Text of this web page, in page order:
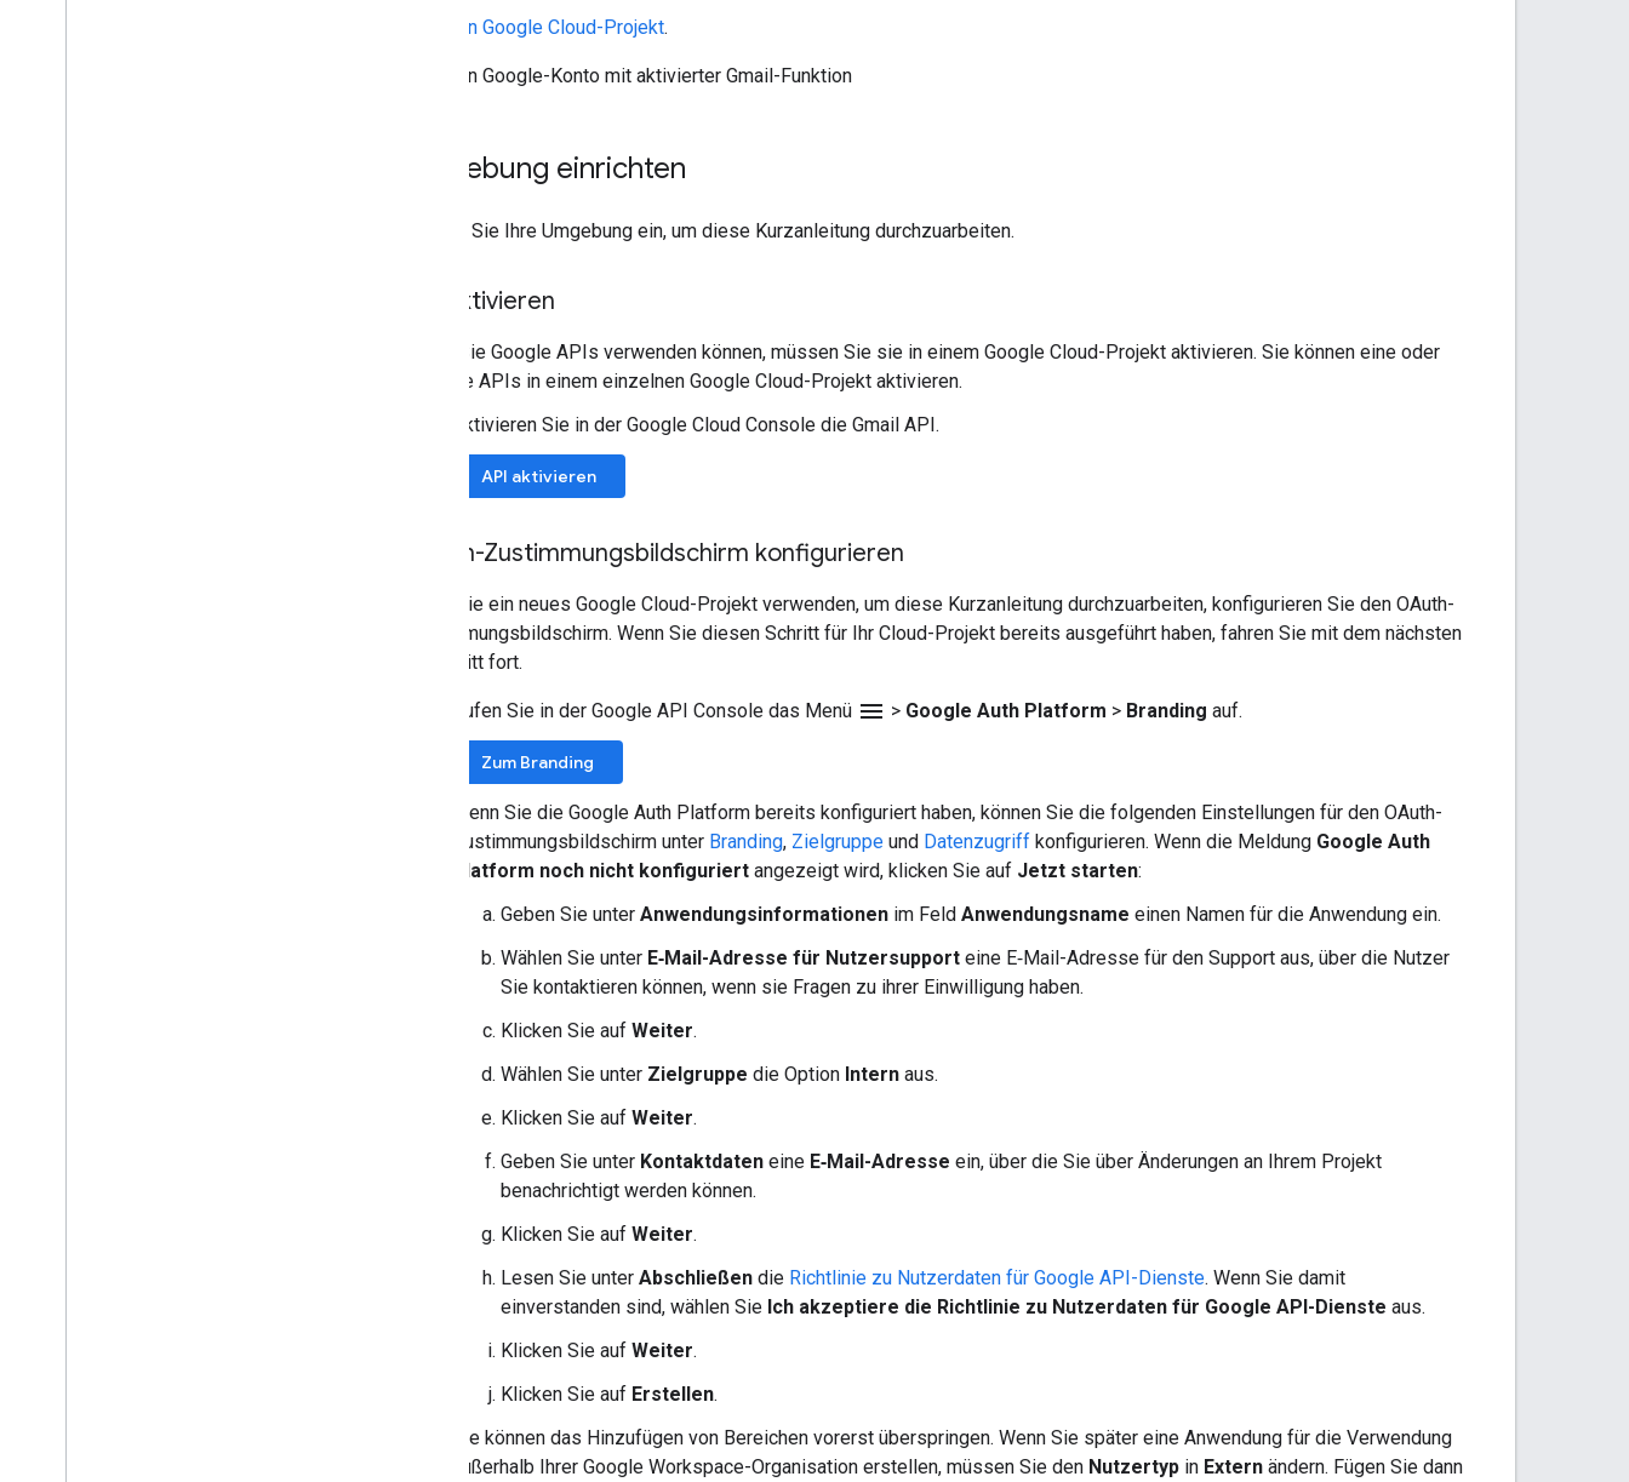
Ein Google Cloud-Projekt.
Ein Google-Konto mit aktivierter Gmail-Funktion
Umgebung einrichten
Richten Sie Ihre Umgebung ein, um diese Kurzanleitung durchzuarbeiten.
API aktivieren
Bevor Sie Google APIs verwenden können, müssen Sie sie in einem Google Cloud-Projekt aktivieren. Sie können eine oder
mehrere APIs in einem einzelnen Google Cloud-Projekt aktivieren.
Aktivieren Sie in der Google Cloud Console die Gmail API.
API aktivieren
OAuth-Zustimmungsbildschirm konfigurieren
Wenn Sie ein neues Google Cloud-Projekt verwenden, um diese Kurzanleitung durchzuarbeiten, konfigurieren Sie den OAuth-
Zustimmungsbildschirm. Wenn Sie diesen Schritt für Ihr Cloud-Projekt bereits ausgeführt haben, fahren Sie mit dem nächsten
Abschnitt fort.
Rufen Sie in der Google API Console das Menü menu > Google Auth Platform > Branding auf.
Zum Branding
Wenn Sie die Google Auth Platform bereits konfiguriert haben, können Sie die folgenden Einstellungen für den OAuth-
Zustimmungsbildschirm unter Branding, Zielgruppe und Datenzugriff konfigurieren. Wenn die Meldung Google Auth
Platform noch nicht konfiguriert angezeigt wird, klicken Sie auf Jetzt starten:
Geben Sie unter Anwendungsinformationen im Feld Anwendungsname einen Namen für die Anwendung ein.
Wählen Sie unter E‑Mail-Adresse für Nutzersupport eine E‑Mail-Adresse für den Support aus, über die Nutzer
Sie kontaktieren können, wenn sie Fragen zu ihrer Einwilligung haben.
Klicken Sie auf Weiter.
Wählen Sie unter Zielgruppe die Option Intern aus.
Klicken Sie auf Weiter.
Geben Sie unter Kontaktdaten eine E‑Mail-Adresse ein, über die Sie über Änderungen an Ihrem Projekt
benachrichtigt werden können.
Klicken Sie auf Weiter.
Lesen Sie unter Abschließen die Richtlinie zu Nutzerdaten für Google API-Dienste. Wenn Sie damit
einverstanden sind, wählen Sie Ich akzeptiere die Richtlinie zu Nutzerdaten für Google API-Dienste aus.
Klicken Sie auf Weiter.
Klicken Sie auf Erstellen.
Sie können das Hinzufügen von Bereichen vorerst überspringen. Wenn Sie später eine Anwendung für die Verwendung
außerhalb Ihrer Google Workspace-Organisation erstellen, müssen Sie den Nutzertyp in Extern ändern. Fügen Sie dann